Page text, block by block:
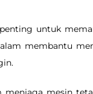
untuk
membantu